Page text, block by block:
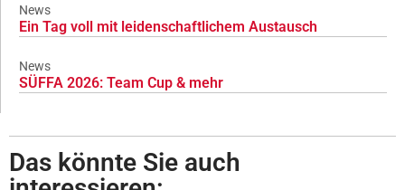
News
Ein Tag voll mit leidenschaftlichem Austausch
News
SÜFFA 2026: Team Cup & mehr
Das könnte Sie auch